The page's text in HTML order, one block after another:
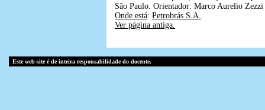
São Paulo. Orientador: Marco Aurelio
Onde está: Petrobrás S.A..
Ver página antiga.
Este web-site é de inteira responsabilidade do docente.